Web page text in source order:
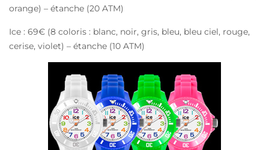
orange) – étanche (20 ATM)
Ice : 69€ (8 coloris : blanc, noir, gris, bleu, bleu ciel, rouge,
cerise, violet) – étanche (10 ATM)